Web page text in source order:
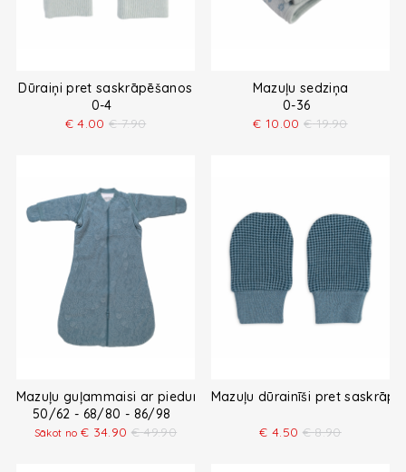
Dūraiņi pret saskrāpēšanos
0-4
€ 4.00 € 7.90
Mazuļu sedziņa
0-36
€ 10.00 € 19.90
Mazuļu guļammaisi ar piedurknēm
50/62 - 68/80 - 86/98
Sākot no € 34.90 € 49.90
Mazuļu dūrainīši pret
€ 4.50 € 8.90